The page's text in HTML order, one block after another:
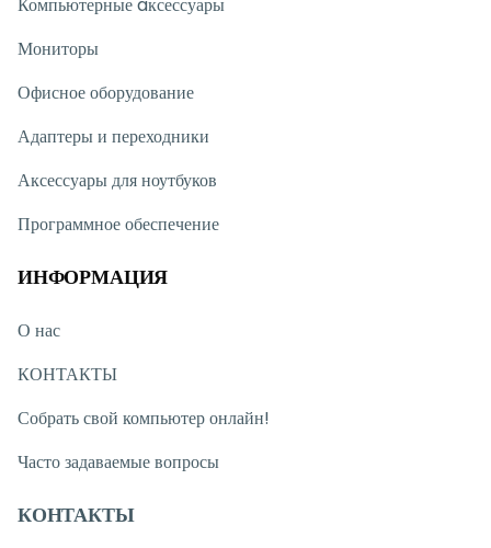
Мониторы
Офисное оборудование
Адаптеры и переходники
Аксессуары для ноутбуков
Программное обеспечение
ИНФОРМАЦИЯ
О нас
КОНТАКТЫ
Собрать свой компьютер онлайн!
Часто задаваемые вопросы
КОНТАКТЫ